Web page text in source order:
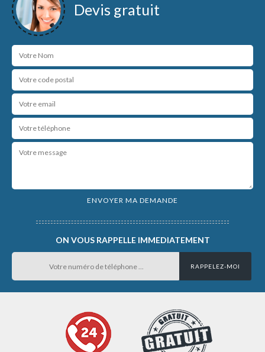
Devis gratuit
ON VOUS RAPPELLE IMMEDIATEMENT